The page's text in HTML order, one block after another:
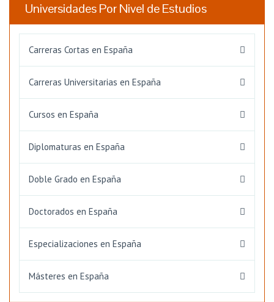
Universidades Por Nivel de Estudios
Carreras Cortas en España
Carreras Universitarias en España
Cursos en España
Diplomaturas en España
Doble Grado en España
Doctorados en España
Especializaciones en España
Másteres en España